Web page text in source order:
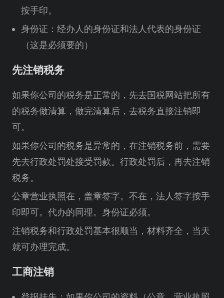
按手印。
身份证：经办人的身份证和法人代表的身份证
（这是必须要的）
先注销税务
如果你公司的税务是正常的，先去国税网站把所有
的税务做清算，做完清算后，去税务直接注销即
可。
如果你公司的税务是异常的，在注销税务前，需要
先去行政处罚处接受罚款。行政处罚后，再去注销
税务。
公章营业执照在，盖章签字。不在，法人签字按手
印即可。代办的同理。身份证必须。
注销税务和行政处罚基本很顺当，材料齐全，当天
就可办理完成。
工商注销